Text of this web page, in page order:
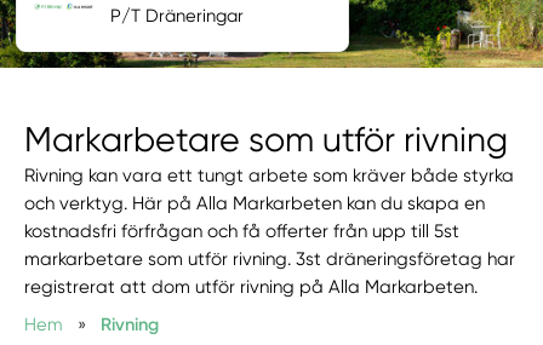
Markarbetare som utför rivning
Rivning kan vara ett tungt arbete som kräver både styrka
och verktyg. Här på Alla Markarbeten kan du skapa en
kostnadsfri förfrågan och få offerter från upp till 5st
markarbetare som utför rivning. 3st dräneringsföretag har
registrerat att dom utför rivning på Alla Markarbeten.
Hem
» Rivning
P/T Dräneringar